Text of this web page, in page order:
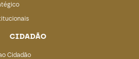
CIDADÃO
Cidadão